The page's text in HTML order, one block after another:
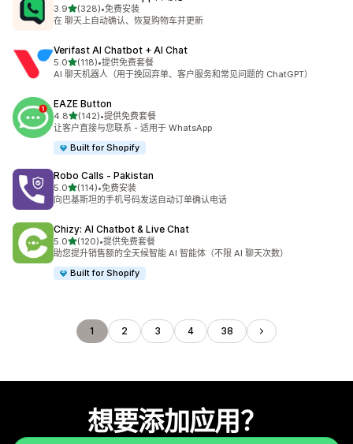
3.9星（满分 5 星）
(328)
总共 328 条评论
•免费安装
在 聊天上自动确认、恢复购物车并更新
Verifast AI Chatbot + AI Chat
5.0星（满分 5 星）
(118)
总共 118 条评论
•提供免费套餐
AI 聊天机器人（用于挽回弃单、客户服务和常见问题的 ChatGPT）
EAZE Button
4.8星（满分 5 星）
(142)
总共 142 条评论
•提供免费套餐
让客户直接与您联系 - 适用于 WhatsApp
Built for Shopify
Robo Calls ‑ Pakistan
5.0星（满分 5 星）
(114)
总共 114 条评论
•免费安装
向巴基斯坦的手机号码发送自动订单确认电话
Chizy: AI Chatbot & Live Chat
5.0星（满分 5 星）
(120)
总共 120 条评论
•提供免费套餐
助您提升销售额的全天候智能 AI 智能体（不限 AI 聊天次数）
Built for Shopify
1 2 3 4 38
想要添加应用？